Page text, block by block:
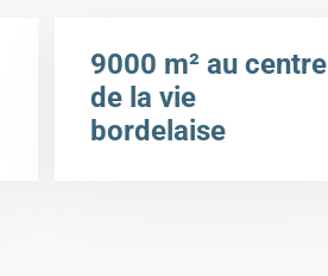
9000 m² au centre
de la vie
bordelaise